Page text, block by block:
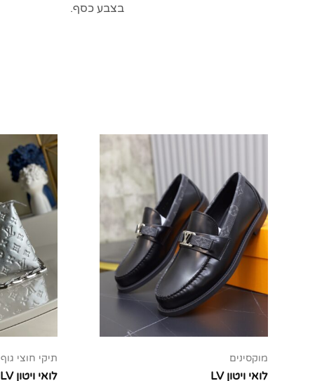
בצבע כסף.
מוקסינים
לואי ויטון LV
תיקי חוצי גוף
לואי ויטון LV